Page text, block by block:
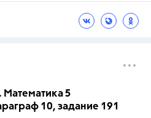
Математика 5
10, задание 191